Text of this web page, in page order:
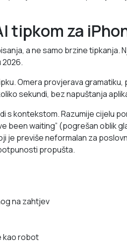
tipkom za
a ne samo brzine tipkanja.
Omera provjerava gramatiku,
sekundi, bez napuštanja
s kontekstom. Razumije cijelu
been waiting” (pogrešan oblik
je previše neformalan za
propušta.
na zahtjev
kao robot